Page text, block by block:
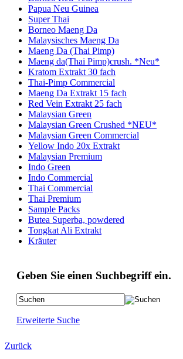
Papua Neu Guinea
Super Thai
Borneo Maeng Da
Malaysisches Maeng Da
Maeng Da (Thai Pimp)
Maeng da(Thai Pimp)crush. *Neu*
Kratom Extrakt 30 fach
Thai-Pimp Commercial
Maeng Da Extrakt 15 fach
Red Vein Extrakt 25 fach
Malaysian Green
Malaysian Green Crushed *NEU*
Malaysian Green Commercial
Yellow Indo 20x Extrakt
Malaysian Premium
Indo Green
Indo Commercial
Thai Commercial
Thai Premium
Sample Packs
Butea Superba, powdered
Tongkat Ali Extrakt
Kräuter
Geben Sie einen Suchbegriff ein.
Erweiterte Suche
Zurück